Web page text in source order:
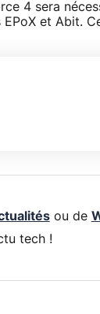
4 sera
et Abit.
ou de
tech !